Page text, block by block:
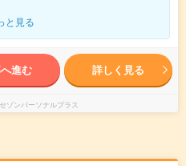
と見る
進む 詳しく見る
ゾンパーソナルプラス